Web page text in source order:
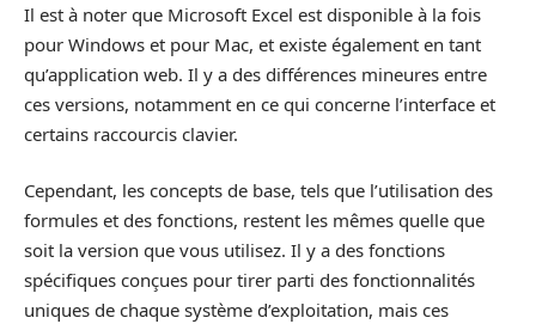
Il est à noter que Microsoft Excel est disponible à la fois
pour Windows et pour Mac, et existe également en tant
qu’application web. Il y a des différences mineures entre
ces versions, notamment en ce qui concerne l’interface et
certains raccourcis clavier.
Cependant, les concepts de base, tels que l’utilisation des
formules et des fonctions, restent les mêmes quelle que
soit la version que vous utilisez. Il y a des fonctions
spécifiques conçues pour tirer parti des fonctionnalités
uniques de chaque système d’exploitation, mais ces